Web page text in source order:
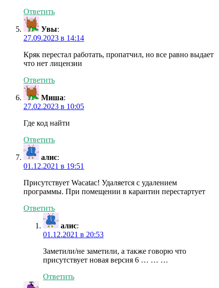
Ответить
Увы:
27.09.2023 в 14:14
Кряк перестал работать, пропатчил, но все равно выдает
что нет лицензии
Ответить
Миша:
27.02.2023 в 10:05
Где код найти
Ответить
алис:
01.12.2021 в 19:51
Присутствует Wacatac! Удаляется с удалением
программы. При помещении в карантин перестартует
Ответить
алис:
01.12.2021 в 20:53
Заметили/не заметили, а также говорю что
присутствует новая версия 6 … … …
Ответить